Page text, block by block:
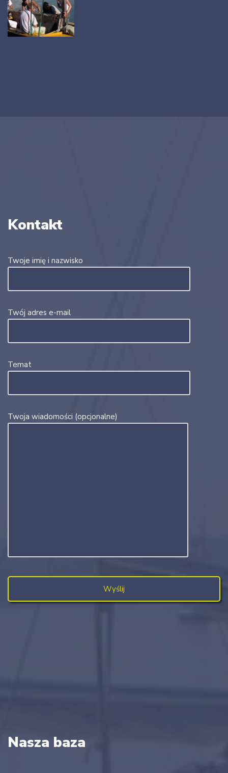
Kontakt
Twoje imię i nazwisko
Twój adres e-mail
Temat
Twoja wiadomości (opcjonalne)
Nasza baza